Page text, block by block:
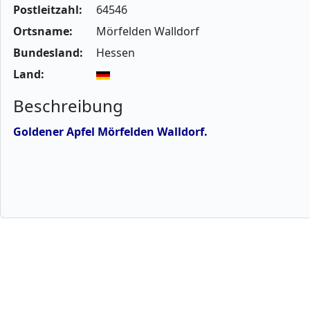
Postleitzahl:
64546
Ortsname:
Mörfelden Walldorf
Bundesland:
Hessen
Land:
Beschreibung
Goldener Apfel Mörfelden Walldorf.